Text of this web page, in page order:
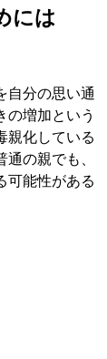
には
分の思い通
の増加という
親化している
の親でも、
可能性がある